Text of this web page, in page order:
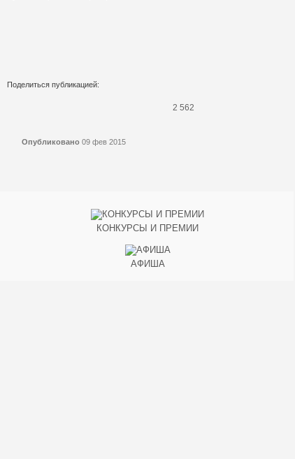
Поделиться публикацией:
2 562
Опубликовано 09 фев 2015
КОНКУРСЫ И ПРЕМИИ
АФИША